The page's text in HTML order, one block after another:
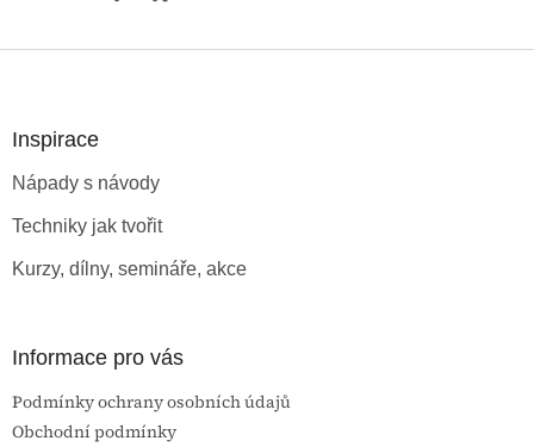
Inspirace
Nápady s návody
Techniky jak tvořit
Kurzy, dílny, semináře, akce
Informace pro vás
Podmínky ochrany osobních údajů
Obchodní podmínky